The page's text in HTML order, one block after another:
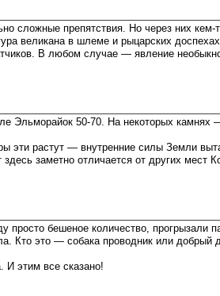
сложные препятствия. Но через них кем-
великана в шлеме и рыцарских
В любом случае — явление
Эльморайок 50-70. На некоторых камнях
эти растут — внутренние силы Земли
заметно отличается от других мест
бешеное количество, прогрызали
Кто это — собака проводник или добрый
этим все сказано!